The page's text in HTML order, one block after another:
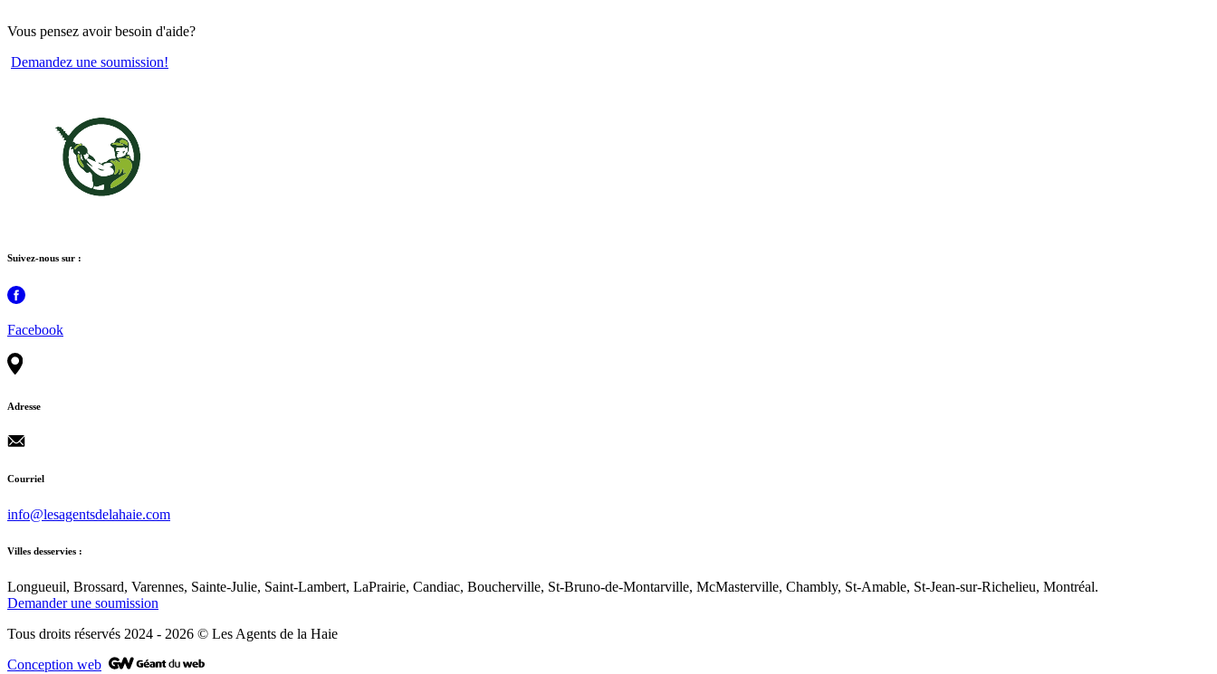
Vous pensez avoir besoin d'aide?
Demandez une soumission!
Suivez-nous sur :
Facebook
Adresse
Courriel
info@lesagentsdelahaie.com
Villes desservies :
Longueuil, Brossard, Varennes, Sainte-Julie, Saint-Lambert, LaPrairie, Candiac, Boucherville, St-Bruno-de-Montarville, McMasterville, Chambly, St-Amable, St-Jean-sur-Richelieu, Montréal.
Demander une soumission
Tous droits réservés 2024 - 2026 © Les Agents de la Haie
Conception web